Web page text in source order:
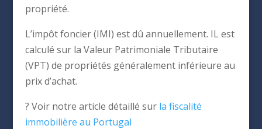
propriété.
L’impôt foncier (IMI) est dû annuellement. IL est
calculé sur la Valeur Patrimoniale Tributaire
(VPT) de propriétés généralement inférieure au
prix d’achat.
? Voir notre article détaillé sur la fiscalité
immobilière au Portugal